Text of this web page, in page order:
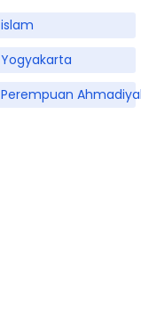
islam
Yogyakarta
Perempuan